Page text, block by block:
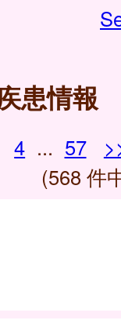
患情報
4 ... 57
(568 件